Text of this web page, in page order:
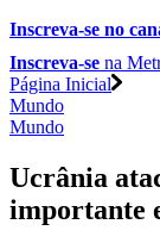
Inscreva-se no
Inscreva-se na
Página Inicial
Mundo
Mundo
Ucrânia
importante